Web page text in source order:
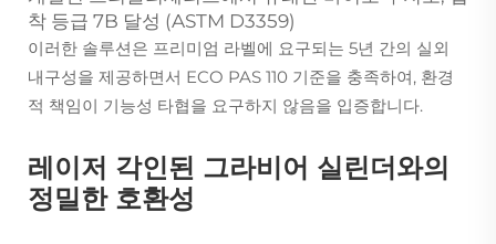
착 등급 7B 달성 (ASTM D3359)
이러한 솔루션은 프리미엄 라벨에 요구되는 5년 간의 실외
내구성을 제공하면서 ECO PAS 110 기준을 충족하여, 환경
적 책임이 기능성 타협을 요구하지 않음을 입증합니다.
레이저 각인된 그라비어 실린더와의
정밀한 호환성